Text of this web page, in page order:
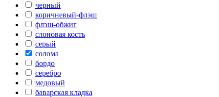
черный
коричневый-флэш
флэш-обжиг
слоновая кость
серый
солома
бордо
серебро
медовый
баварская кладка